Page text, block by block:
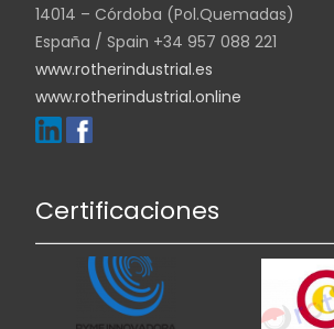
14014 – Córdoba (Pol.Quemadas)
España / Spain +34 957 088 221
www.rotherindustrial.es
www.rotherindustrial.online
Certificaciones